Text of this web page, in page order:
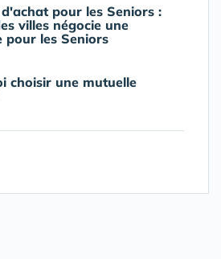
pour les Seniors :
villes négocie une
pour les Seniors
choisir une mutuelle